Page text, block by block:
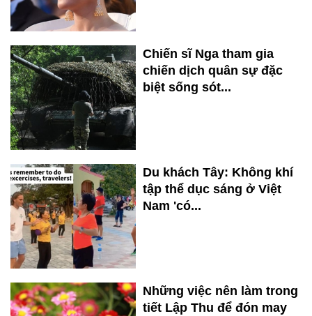
Chiến sĩ Nga tham gia
chiến dịch quân sự đặc
biệt sống sót...
Du khách Tây: Không khí
tập thể dục sáng ở Việt
Nam 'có...
Những việc nên làm trong
tiết Lập Thu để đón may